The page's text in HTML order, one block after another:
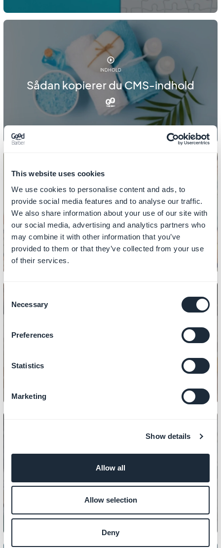
This website uses cookies
We use cookies to personalise content and ads, to
provide social media features and to analyse our traffic.
We also share information about your use of our site with
our social media, advertising and analytics partners who
may combine it with other information that you’ve
provided to them or that they’ve collected from your use
of their services.
Selection
Necessary
Preferences
Statistics
Marketing
Show details
Allow all
Allow selection
Deny
INDHOLD
Sådan kopierer du CMS-indhold
INDHOLD
Sådan håndterer du kommentarer
Sådan tilføjer du links i CMS-